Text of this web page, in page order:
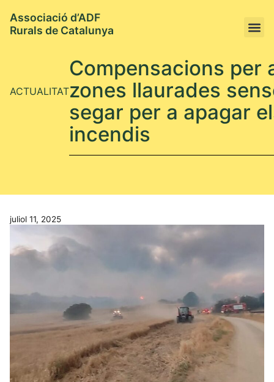
Associació d’ADF
Rurals de Catalunya
ACTUALITAT
Compensacions per
zones llaurades
segar per a apagar
incendis
juliol 11, 2025